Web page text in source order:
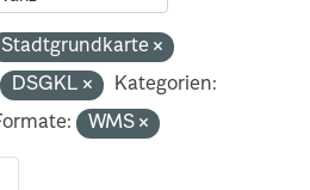
Stadtgrundkarte
DSGKL
Kategorien:
WMS